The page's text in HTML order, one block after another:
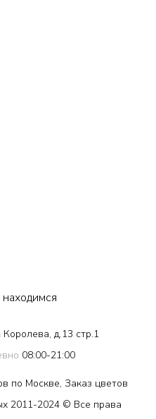
д.13 стр.1
08:00-21:00
по Москве, Заказ цветов
2011-2024 © Все права